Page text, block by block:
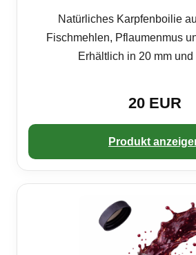
Natürliches Karpfenboilie
Fischmehlen, Pflaumenmus
Erhältlich in 20 mm und
20 EUR
Produkt